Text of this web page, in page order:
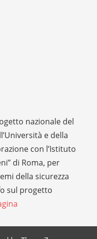
nazionale del
e della
con l’Istituto
di Roma, per
della sicurezza
sul progetto